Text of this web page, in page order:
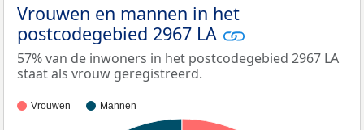
Vrouwen en mannen in het
postcodegebied 2967 LA
57% van de inwoners in het postcodegebied 2967 LA
staat als vrouw geregistreerd.
Vrouwen Mannen